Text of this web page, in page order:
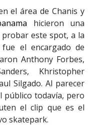
el área de Chanis y
hicieron una
este spot, a la
el encargado de
Anthony Forbes,
Khristopher
Silgado. Al parecer
todavía, pero
el clip que es el
skatepark.